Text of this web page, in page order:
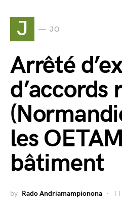
J JO
Arrêté
d’accords
les
bâtiment
by Rado Andriamampionona